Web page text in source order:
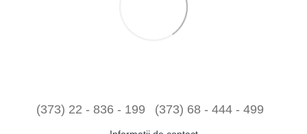
(373) 22 - 836 - 199 (373) 68 - 444 - 499